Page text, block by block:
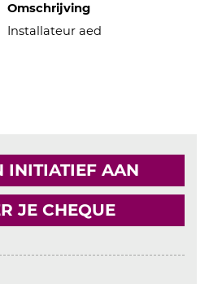
Omschrijving
Installateur aed
INITIATIEF AAN
JE CHEQUE